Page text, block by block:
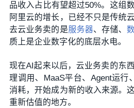
品收入占比有望超过50%。这组
阿里云的增长，已经不只是传统
去云业务卖的是服务器、存储、
质上是企业数字化的底层水电。
现在AI起来以后，云业务卖的东
理调用、MaaS平台、Agent运行
消耗，开始成为新的收入来源。
重新估值的地方。